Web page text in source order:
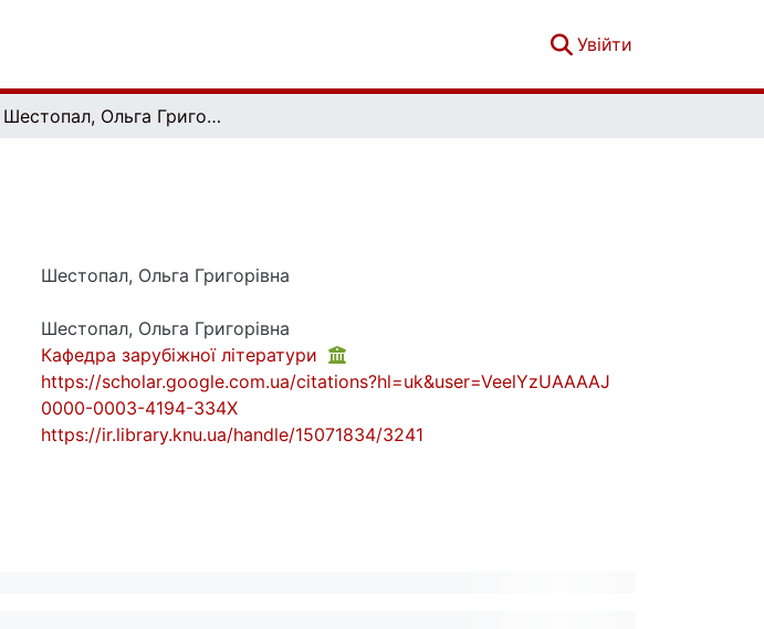
Увійти
Шестопал, Ольга Григорівна
Шестопал, Ольга Григорівна
Шестопал, Ольга Григорівна
Кафедра зарубіжної літератури
https://scholar.google.com.ua/citations?hl=uk&user=VeelYzUAAAAJ
0000-0003-4194-334X
https://ir.library.knu.ua/handle/15071834/3241